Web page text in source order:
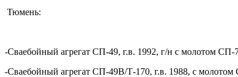
Тюмень:
-Сваебойный агрегат СП-49, г.в. 1992, г/н с молотом
-Сваебойный агрегат СП-49В/Т-170, г.в. 1988, с